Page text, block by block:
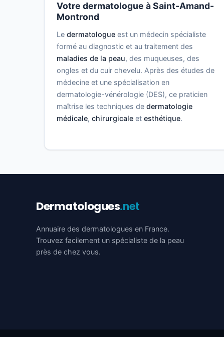
Votre dermatologue à Saint-Amand-
Montrond
Le dermatologue est un médecin spécialiste
formé au diagnostic et au traitement des
maladies de la peau, des muqueuses, des
ongles et du cuir chevelu. Après des études de
médecine et une spécialisation en
dermatologie-vénérologie (DES), ce praticien
maîtrise les techniques de dermatologie
médicale, chirurgicale et esthétique.
Dermatologues.net
Annuaire des dermatologues en France.
Trouvez facilement un spécialiste de la peau
près de chez vous.